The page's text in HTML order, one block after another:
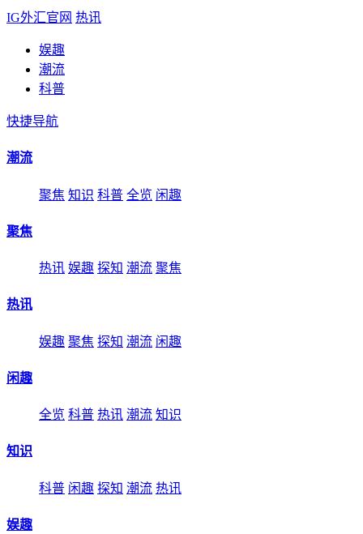
IG外汇官网 热讯
娱趣
潮流
科普
快捷导航
潮流
聚焦 知识 科普 全览 闲趣
聚焦
热讯 娱趣 探知 潮流 聚焦
热讯
娱趣 聚焦 探知 潮流 闲趣
闲趣
全览 科普 热讯 潮流 知识
知识
科普 闲趣 探知 潮流 热讯
娱趣